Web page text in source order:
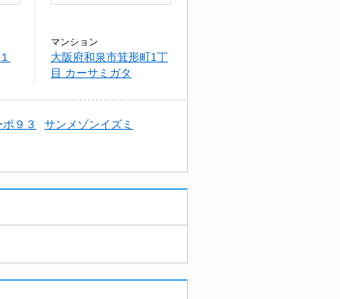
マンション
大阪府和泉市箕形町1丁
目 カーサミガタ
９３
サンメゾンイズミ